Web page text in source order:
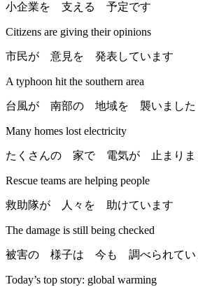
小企業を 支える 予定です
Citizens are giving their opinions
市民が 意見を 発表しています
A typhoon hit the southern area
台風が 南部の 地域を 襲いました
Many homes lost electricity
たくさんの 家で 電気が 止まりま
Rescue teams are helping people
救助隊が 人々を 助けています
The damage is still being checked
被害の 様子は 今も 調べられてい
Today’s top story: global warming